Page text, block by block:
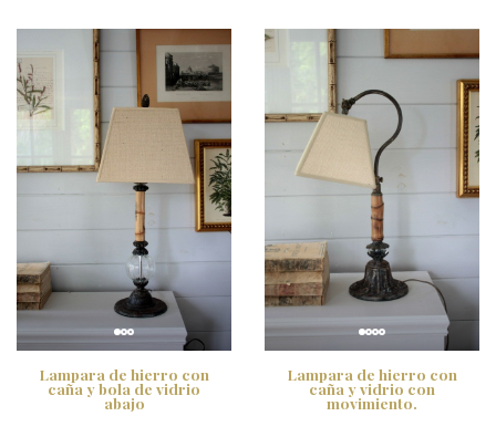
Lampara de hierro con
caña y bola de vidrio
abajo
Lampara de hierro con
caña y vidrio con
movimiento.